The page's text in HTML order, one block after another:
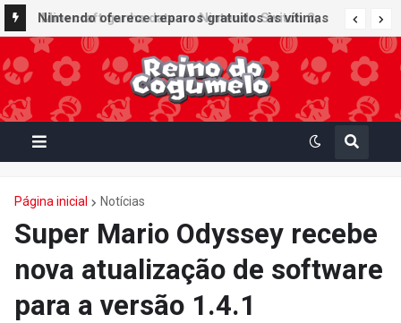
Nintendo oferece reparos gratuitos às vítimas
do terremoto de Kumamoto e doa 50 milhões
de ienes à Cruz Vermelha
Página inicial Notícias
Super Mario Odyssey recebe
nova atualização de software
para a versão 1.4.1